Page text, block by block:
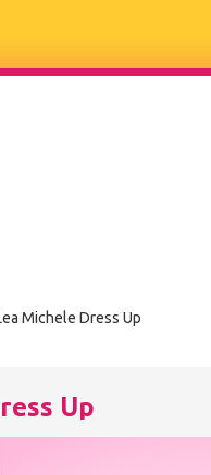
Michele Dress Up
Up